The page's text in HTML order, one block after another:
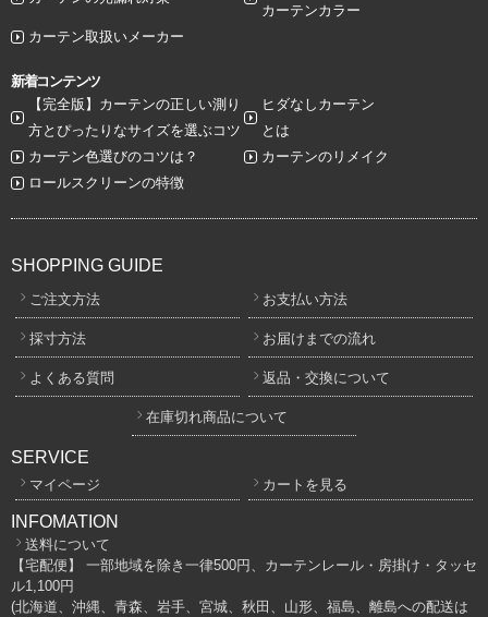
カーテンカラー
カーテン取扱いメーカー
新着コンテンツ
【完全版】カーテンの正しい測り
方とぴったりなサイズを選ぶコツ
ヒダなしカーテン
とは
カーテン色選びのコツは？
カーテンのリメイク
ロールスクリーンの特徴
SHOPPING GUIDE
ご注文方法 お支払い方法
採寸方法 お届けまでの流れ
よくある質問 返品・交換について
在庫切れ商品について
SERVICE
マイページ カートを見る
INFOMATION
送料について
【宅配便】 一部地域を除き一律500円、カーテンレール・房掛け・タッセ
ル1,100円
(北海道、沖縄、青森、岩手、宮城、秋田、山形、福島、離島への配送は